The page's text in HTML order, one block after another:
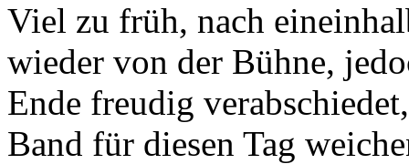
Viel zu früh, nach
wieder von der Bühne,
Ende freudig
Band für diesen Tag